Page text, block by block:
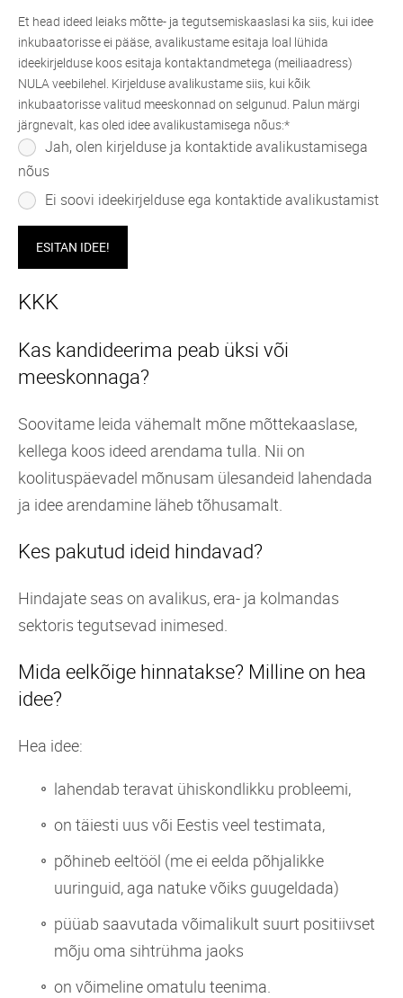
Et head ideed leiaks mõtte- ja tegutsemiskaaslasi ka siis, kui idee
inkubaatorisse ei pääse, avalikustame esitaja loal lühida
ideekirjelduse koos esitaja kontaktandmetega (meiliaadress)
NULA veebilehel. Kirjelduse avalikustame siis, kui kõik
inkubaatorisse valitud meeskonnad on selgunud. Palun märgi
järgnevalt, kas oled idee avalikustamisega nõus:
Jah, olen kirjelduse ja kontaktide avalikustamisega
nõus
Ei soovi ideekirjelduse ega kontaktide avalikustamist
KKK
Kas kandideerima peab üksi või
meeskonnaga?
Soovitame leida vähemalt mõne mõttekaaslase,
kellega koos ideed arendama tulla. Nii on
koolituspäevadel mõnusam ülesandeid lahendada
ja idee arendamine läheb tõhusamalt.
Kes pakutud ideid hindavad?
Hindajate seas on avalikus, era- ja kolmandas
sektoris tegutsevad inimesed.
Mida eelkõige hinnatakse? Milline on hea
idee?
Hea idee:
lahendab teravat ühiskondlikku probleemi,
on täiesti uus või Eestis veel testimata,
põhineb eeltööl (me ei eelda põhjalikke
uuringuid, aga natuke võiks guugeldada)
püüab saavutada võimalikult suurt positiivset
mõju oma sihtrühma jaoks
on võimeline omatulu teenima.